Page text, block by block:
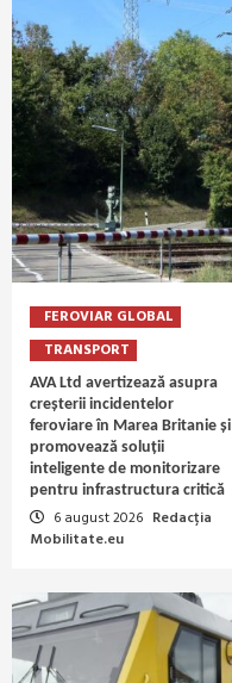
FEROVIAR GLOBAL
TRANSPORT
AVA Ltd avertizează asupra
creșterii incidentelor
feroviare în Marea Britanie și
promovează soluții
inteligente de monitorizare
pentru infrastructura critică
6 august 2026 Redacția
Mobilitate.eu